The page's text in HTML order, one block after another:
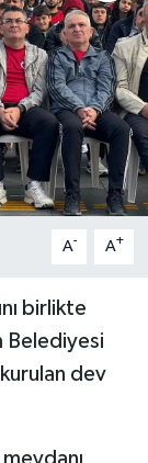
A- A+
birlikte
Belediyesi
dev